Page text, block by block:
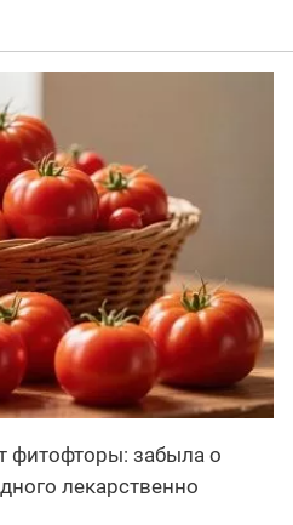
фитофторы: забыла о
лекарственно